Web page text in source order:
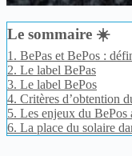
Le sommaire ☀️
1. BePas et BePos :
2. Le label BePas
3. Le label BePos
4. Critères d’obtention
5. Les enjeux du BePos
6. La place du solaire